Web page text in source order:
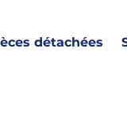
détachées